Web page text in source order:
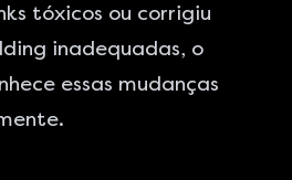
tóxicos ou corrigiu
inadequadas, o
essas mudanças